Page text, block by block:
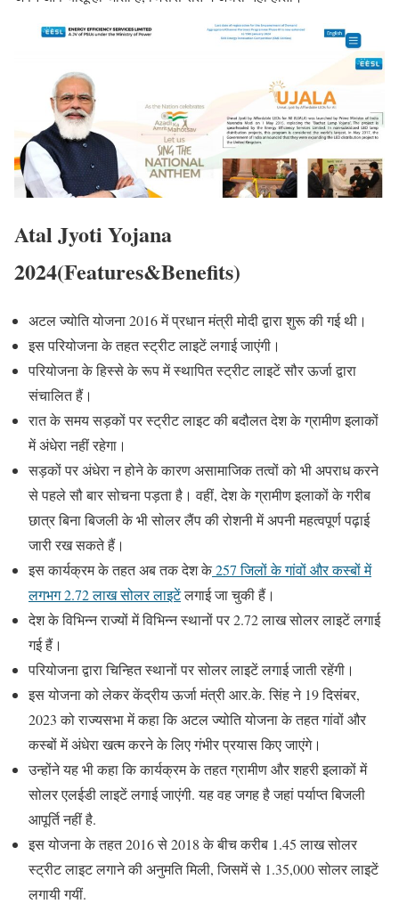
Atal Jyoti Yojana
2024(Features&Benefits)
अटल ज्योति योजना 2016 में प्रधान मंत्री मोदी द्वारा शुरू की गई थी।
इस परियोजना के तहत स्ट्रीट लाइटें लगाई जाएंगी।
परियोजना के हिस्से के रूप में स्थापित स्ट्रीट लाइटें सौर ऊर्जा द्वारा
संचालित हैं।
रात के समय सड़कों पर स्ट्रीट लाइट की बदौलत देश के ग्रामीण इलाकों
में अंधेरा नहीं रहेगा।
सड़कों पर अंधेरा न होने के कारण असामाजिक तत्वों को भी अपराध करने
से पहले सौ बार सोचना पड़ता है। वहीं, देश के ग्रामीण इलाकों के गरीब
छात्र बिना बिजली के भी सोलर लैंप की रोशनी में अपनी महत्वपूर्ण पढ़ाई
जारी रख सकते हैं।
इस कार्यक्रम के तहत अब तक देश के257 जिलों के गांवों और कस्बों में
लगभग 2.72 लाख सोलर लाइटेंलगाई जा चुकी हैं।
देश के विभिन्न राज्यों में विभिन्न स्थानों पर 2.72 लाख सोलर लाइटें लगाई
गई हैं।
परियोजना द्वारा चिन्हित स्थानों पर सोलर लाइटें लगाई जाती रहेंगी।
इस योजना को लेकर केंद्रीय ऊर्जा मंत्री आर.के. सिंह ने 19 दिसंबर,
2023 को राज्यसभा में कहा कि अटल ज्योति योजना के तहत गांवों और
कस्बों में अंधेरा खत्म करने के लिए गंभीर प्रयास किए जाएंगे।
उन्होंने यह भी कहा कि कार्यक्रम के तहत ग्रामीण और शहरी इलाकों में
सोलर एलईडी लाइटें लगाई जाएंगी. यह वह जगह है जहां पर्याप्त बिजली
आपूर्ति नहीं है.
इस योजना के तहत 2016 से 2018 के बीच करीब 1.45 लाख सोलर
स्ट्रीट लाइट लगाने की अनुमति मिली, जिसमें से 1.35,000 सोलर लाइटें
लगायी गयीं.